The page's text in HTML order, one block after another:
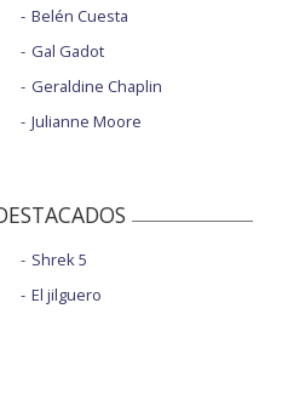
Belén Cuesta
Gal Gadot
Geraldine Chaplin
Julianne Moore
Shrek 5
El jilguero